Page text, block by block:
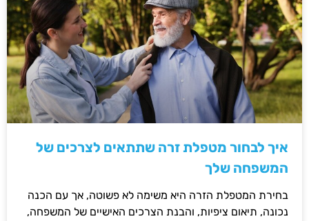
איך לבחור מטפלת זרה שתתאים לצרכים של
המשפחה שלך
בחירת המטפלת הזרה היא משימה לא פשוטה, אך עם הכנה
נכונה, תיאום ציפיות, והבנת הצרכים האישיים של המשפחה,